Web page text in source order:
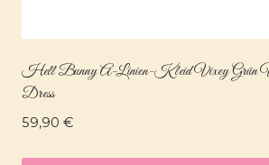
Hell Bunny A-Linien-Kleid Vixey Grün
Dress
59,90 €